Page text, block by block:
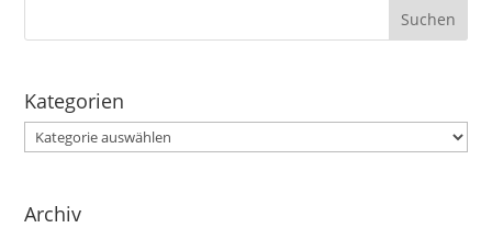
Kategorien
Kategorien
Archiv